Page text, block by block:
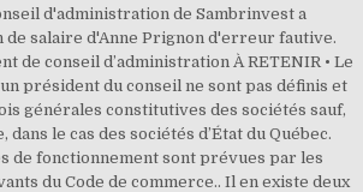
d'administration de Sambrinvest a
de salaire d'Anne Prignon d'erreur fautive.
de conseil d’administration À RETENIR • Le
président du conseil ne sont pas définis et
générales constitutives des sociétés sauf,
le cas des sociétés d’État du Québec.
de fonctionnement sont prévues par les
du Code de commerce.. Il en existe deux